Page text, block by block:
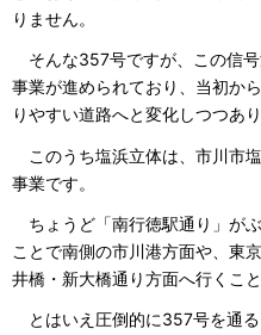
りません。
そんな357号ですが、この信
事業が進められており、当初か
りやすい道路へと変化しつつあり
このうち塩浜立体は、市川市
事業です。
ちょうど「南行徳駅通り」が
ことで南側の市川港方面や、東
井橋・新大橋通り方面へ行くこと
とはいえ圧倒的に357号を通